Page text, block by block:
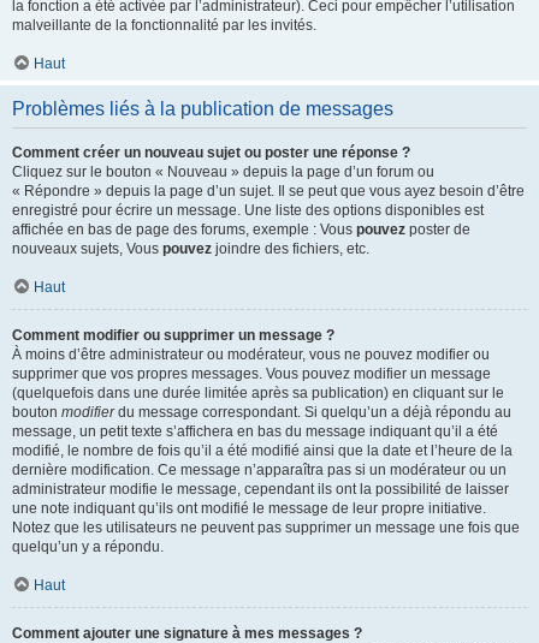
la fonction a été activée par l’administrateur). Ceci pour empêcher l’utilisation
malveillante de la fonctionnalité par les invités.
Haut
Problèmes liés à la publication de messages
Comment créer un nouveau sujet ou poster une réponse ?
Cliquez sur le bouton « Nouveau » depuis la page d’un forum ou
« Répondre » depuis la page d’un sujet. Il se peut que vous ayez besoin d’être
enregistré pour écrire un message. Une liste des options disponibles est
affichée en bas de page des forums, exemple : Vous pouvez poster de
nouveaux sujets, Vous pouvez joindre des fichiers, etc.
Haut
Comment modifier ou supprimer un message ?
À moins d’être administrateur ou modérateur, vous ne pouvez modifier ou
supprimer que vos propres messages. Vous pouvez modifier un message
(quelquefois dans une durée limitée après sa publication) en cliquant sur le
bouton modifierdu message correspondant. Si quelqu’un a déjà répondu au
message, un petit texte s’affichera en bas du message indiquant qu’il a été
modifié, le nombre de fois qu’il a été modifié ainsi que la date et l’heure de la
dernière modification. Ce message n’apparaîtra pas si un modérateur ou un
administrateur modifie le message, cependant ils ont la possibilité de laisser
une note indiquant qu’ils ont modifié le message de leur propre initiative.
Notez que les utilisateurs ne peuvent pas supprimer un message une fois que
quelqu’un y a répondu.
Haut
Comment ajouter une signature à mes messages ?